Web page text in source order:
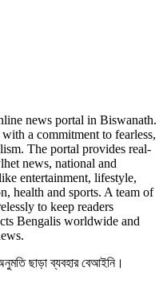
news portal in Biswanath.
a commitment to fearless,
The portal provides real-
news, national and
entertainment, lifestyle,
health and sports. A team of
to keep readers
Bengalis worldwide and
ছাড়া ব্যবহার বেআইনি।